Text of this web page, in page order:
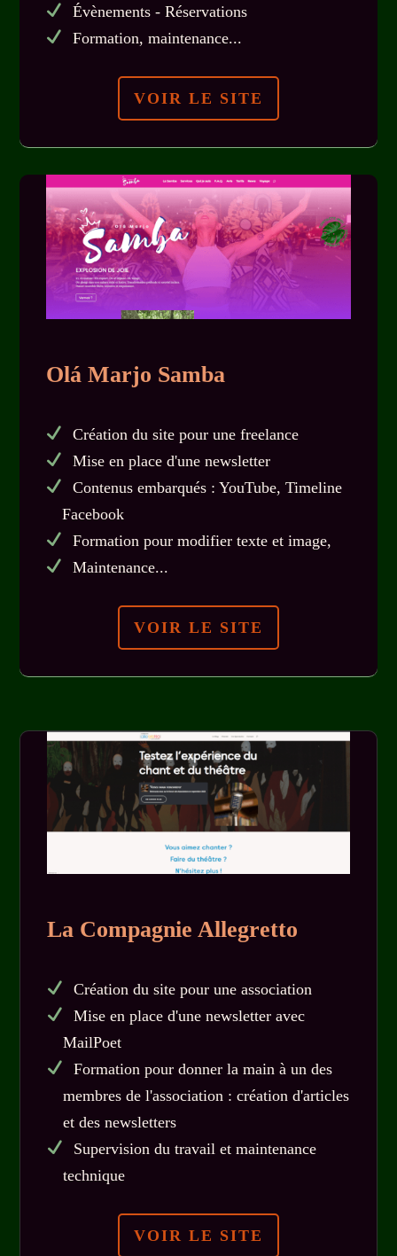
Évènements - Réservations
Formation, maintenance...
VOIR LE SITE
Olá Marjo Samba
Création du site pour une freelance
Mise en place d'une newsletter
Contenus embarqués : YouTube, Timeline
Facebook
Formation pour modifier texte et image,
Maintenance...
VOIR LE SITE
La Compagnie Allegretto
Création du site pour une association
Mise en place d'une newsletter avec
MailPoet
Formation pour donner la main à un des
membres de l'association : création d'articles
et des newsletters
Supervision du travail et maintenance
technique
VOIR LE SITE